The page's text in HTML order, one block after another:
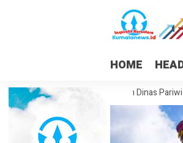
HOME
Dorong Pembentukan Dinas Pariwisata,